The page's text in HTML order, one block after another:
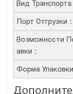
Вид Транспорта
Порт Отгрузки：
Возможности
Авки：
Форма Упаковки